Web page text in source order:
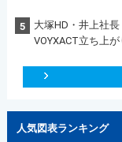
5
大塚HD・井上社
VOYXACT立ち上
人気図表ランキング